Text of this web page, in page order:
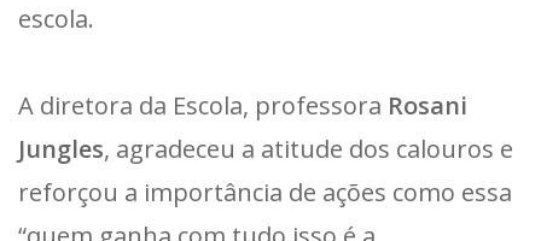
escola.
A diretora da Escola, professora Rosani
Jungles, agradeceu a atitude dos calouros e
reforçou a importância de ações como essa